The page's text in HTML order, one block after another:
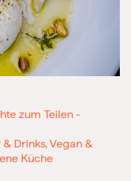
zum Teilen -
Drinks, Vegan &
Küche